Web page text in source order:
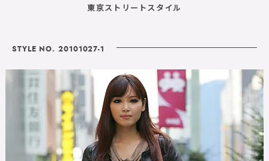
東京ストリートスタイル
STYLE NO. 20101027-1